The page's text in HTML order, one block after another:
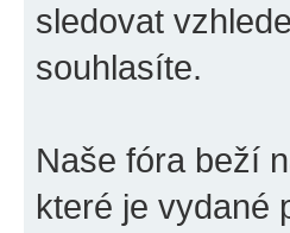
sledovat
souhlasíte.
Naše fóra beží
které je vydané